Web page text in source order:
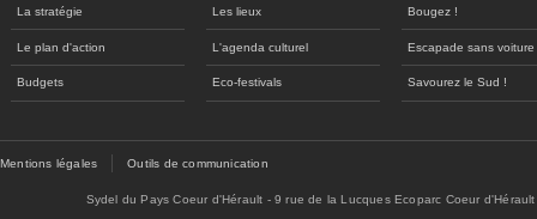
La stratégie
Le plan d'action
Budgets
Les lieux
L'agenda culturel
Eco-festivals
Bougez !
Escapade sans voiture
Savourez le Sud !
Mentions légales Outils de communication
Sydel du Pays Coeur d'Hérault - 9 rue de la Lucques Ecoparc Coeur